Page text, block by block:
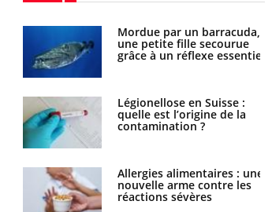
Mordue par un barracuda,
une petite fille secourue
grâce à un réflexe essentiel
Légionellose en Suisse :
quelle est l’origine de la
contamination ?
Allergies alimentaires : une
nouvelle arme contre les
réactions sévères